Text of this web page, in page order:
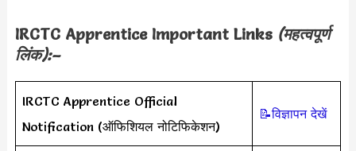
IRCTC Apprentice Important Links (महत्वपूर्ण
लिंक):–
IRCTC Apprentice Official
Notification (ऑफिशियल नोटिफिकेशन)
📝विज्ञापन देखें